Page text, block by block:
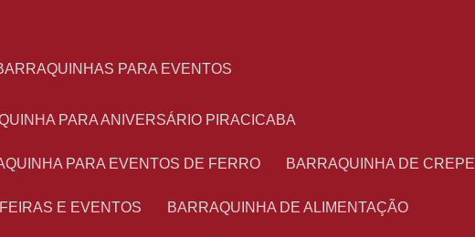
BARRAQUINHAS PARA EVENTOS
PARA ANIVERSÁRIO PIRACICABA
PARA EVENTOS DE FERRO BARRAQUINHA DE CREPE
E EVENTOS BARRAQUINHA DE ALIMENTAÇÃO